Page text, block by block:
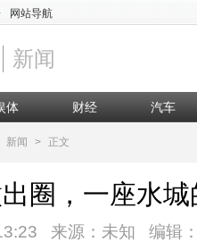
网站导航
新闻
体 财经 汽车
新闻 > 正文
圈，一座水
来源：未知 编辑